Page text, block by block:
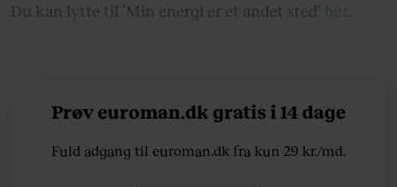
Du kan lytte til ’Min energi er et andet sted´ her.
Prøv euroman.dk gratis i 14 dage
Fuld adgang til euroman.dk fra kun 29 kr./md.